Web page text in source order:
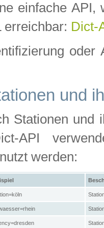
einfache API,
erreichbar: Dict-
und
Stationen und
API
werden: